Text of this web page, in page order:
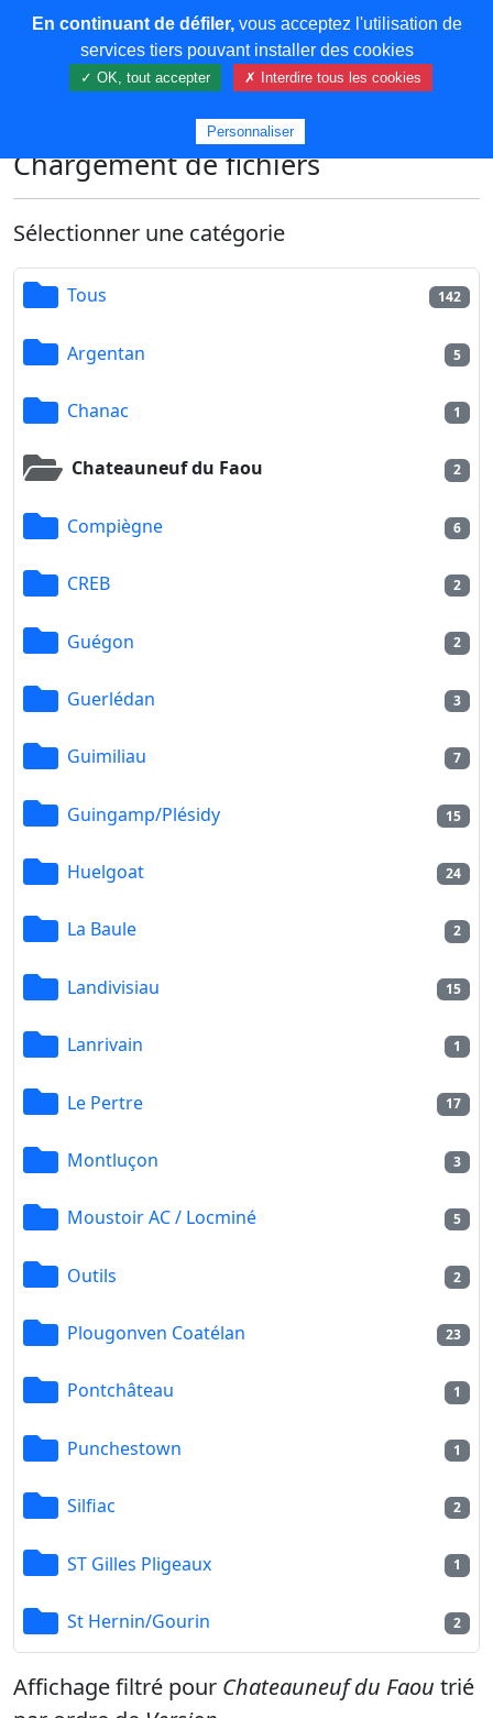
COREMA
Chargement de fichiers
Sélectionner une catégorie
Tous 142
Argentan 5
Chanac 1
Chateauneuf du Faou 2
Compiègne 6
CREB 2
Guégon 2
Guerlédan 3
Guimiliau 7
Guingamp/Plésidy 15
Huelgoat 24
La Baule 2
Landivisiau 15
Lanrivain 1
Le Pertre 17
Montluçon 3
Moustoir AC / Locminé 5
Outils 2
Plougonven Coatélan 23
Pontchâteau 1
Punchestown 1
Silfiac 2
ST Gilles Pligeaux 1
St Hernin/Gourin 2
Affichage filtré pour Chateauneuf du Faou trié
En continuant de défiler,vous acceptez l'utilisation de
services tiers pouvant installer des cookies
✓ OK, tout accepter ✗ Interdire tous les cookies
Personnaliser